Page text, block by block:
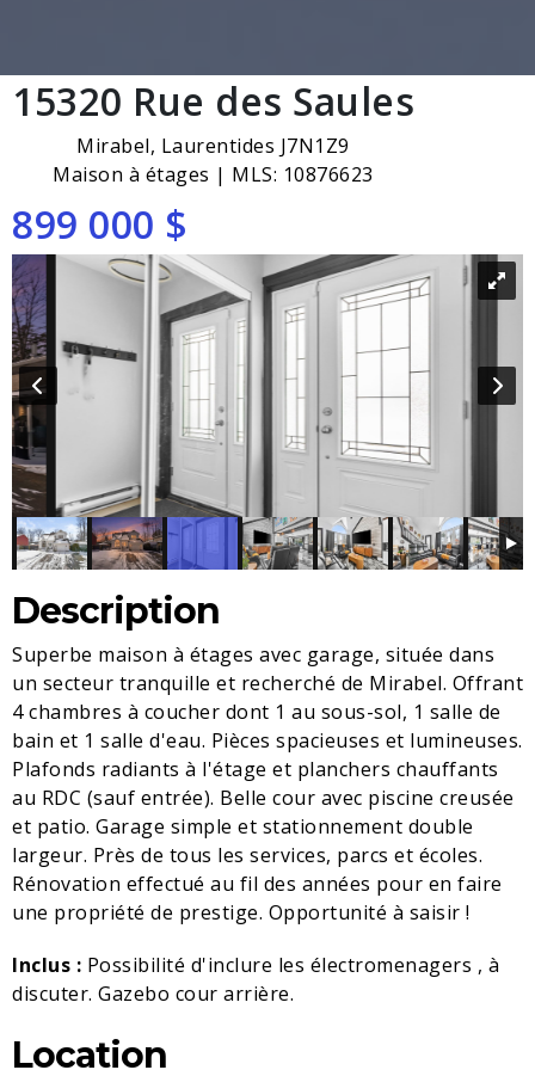
15320 Rue des Saules
Mirabel, Laurentides J7N1Z9
Maison à étages | MLS: 10876623
899 000 $
Description
Superbe maison à étages avec garage, située dans
un secteur tranquille et recherché de Mirabel. Offrant
4 chambres à coucher dont 1 au sous-sol, 1 salle de
bain et 1 salle d'eau. Pièces spacieuses et lumineuses.
Plafonds radiants à l'étage et planchers chauffants
au RDC (sauf entrée). Belle cour avec piscine creusée
et patio. Garage simple et stationnement double
largeur. Près de tous les services, parcs et écoles.
Rénovation effectué au fil des années pour en faire
une propriété de prestige. Opportunité à saisir !
Inclus : Possibilité d'inclure les électromenagers , à
discuter. Gazebo cour arrière.
Location